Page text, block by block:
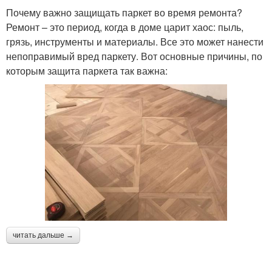
Почему важно защищать паркет во время ремонта?
Ремонт – это период, когда в доме царит хаос: пыль,
грязь, инструменты и материалы. Все это может нанести
непоправимый вред паркету. Вот основные причины, по
которым защита паркета так важна:
читать дальше →